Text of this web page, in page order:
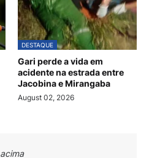
DESTAQUE
Gari perde a vida em
acidente na estrada entre
Jacobina e Mirangaba
August 02, 2026
acima